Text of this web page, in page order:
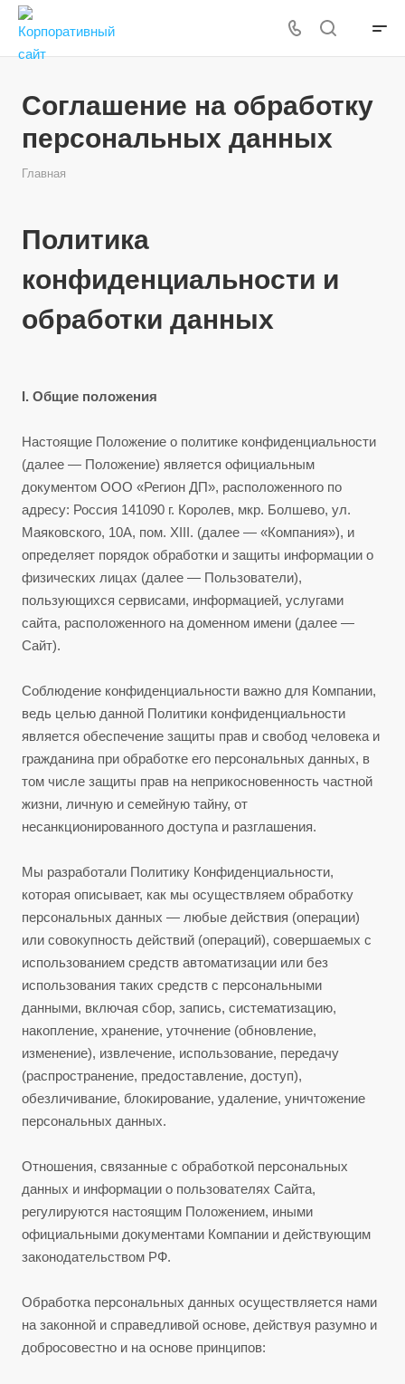
Соглашение на обработку
персональных данных
Главная
Политика
конфиденциальности и
обработки данных
I. Общие положения
Настоящие Положение о политике конфиденциальности
(далее — Положение) является официальным
документом ООО «Регион ДП», расположенного по
адресу: Россия 141090 г. Королев, мкр. Болшево, ул.
Маяковского, 10А, пом. XIII. (далее — «Компания»), и
определяет порядок обработки и защиты информации о
физических лицах (далее — Пользователи),
пользующихся сервисами, информацией, услугами
сайта, расположенного на доменном имени (далее —
Сайт).
Соблюдение конфиденциальности важно для Компании,
ведь целью данной Политики конфиденциальности
является обеспечение защиты прав и свобод человека и
гражданина при обработке его персональных данных, в
том числе защиты прав на неприкосновенность частной
жизни, личную и семейную тайну, от
несанкционированного доступа и разглашения.
Мы разработали Политику Конфиденциальности,
которая описывает, как мы осуществляем обработку
персональных данных — любые действия (операции)
или совокупность действий (операций), совершаемых с
использованием средств автоматизации или без
использования таких средств с персональными
данными, включая сбор, запись, систематизацию,
накопление, хранение, уточнение (обновление,
изменение), извлечение, использование, передачу
(распространение, предоставление, доступ),
обезличивание, блокирование, удаление, уничтожение
персональных данных.
Отношения, связанные с обработкой персональных
данных и информации о пользователях Сайта,
регулируются настоящим Положением, иными
официальными документами Компании и действующим
законодательством РФ.
Обработка персональных данных осуществляется нами
на законной и справедливой основе, действуя разумно и
добросовестно и на основе принципов: